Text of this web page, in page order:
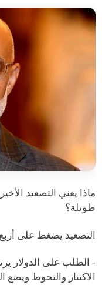
ماذا يعني التصعيد
طويلة؟
التصعيد يضغط على
- الطلب على الدولار
الاكتناز والتحوط